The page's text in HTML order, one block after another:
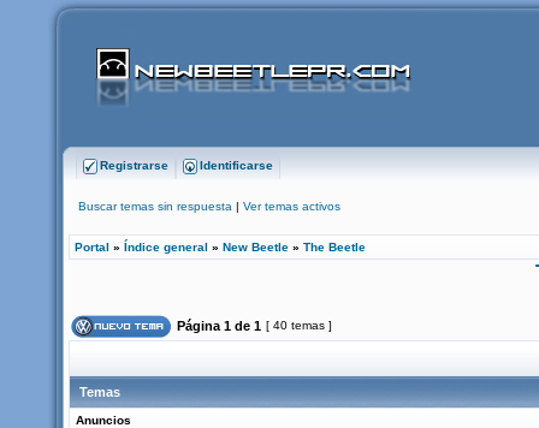
Registrarse Identificarse
Buscar temas sin respuesta | Ver temas activos
Portal » Índice general » New Beetle » The Beetle
Página 1 de 1 [ 40 temas ]
Temas
Anuncios